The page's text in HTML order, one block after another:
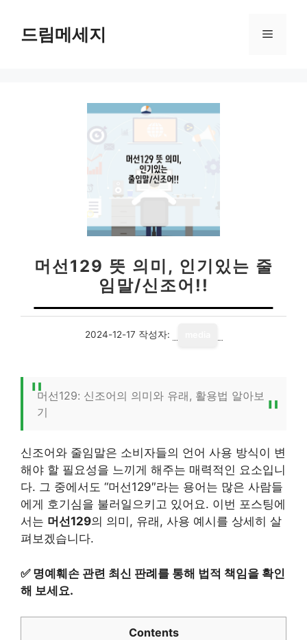
드림메세지 메
머선129 뜻 의미, 인기있는 줄
임말/신조어!!
2024-12-17 작성자:
머선129: 신조어의 의미와 유래, 활용법 알아보
기
신조어와 줄임말은 소비자들의 언어 사용 방식이 변
해야 할 필요성을 느끼게 해주는 매력적인 요소입니
다. 그 중에서도 “머선129″라는 용어는 많은 사람들
에게 호기심을 불러일으키고 있어요. 이번 포스팅에
서는 머선129의 의미, 유래, 사용 예시를 상세히 살
펴보겠습니다.
✅ 명예훼손 관련 최신 판례를 통해 법적 책임을 확인
해 보세요.
Contents